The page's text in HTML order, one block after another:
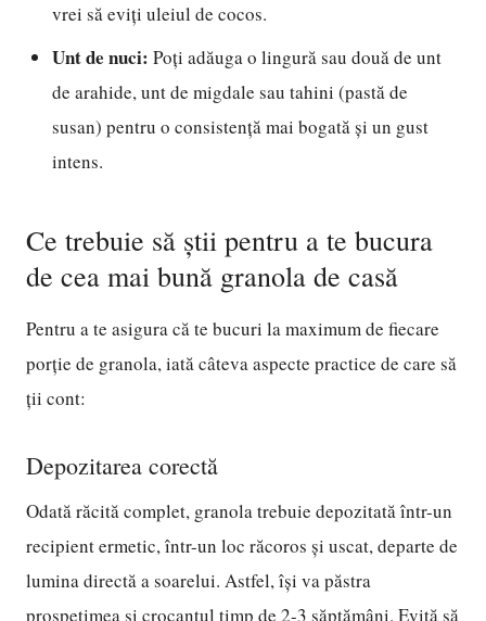
vrei să eviți uleiul de cocos.
Unt de nuci: Poți adăuga o lingură sau două de unt
de arahide, unt de migdale sau tahini (pastă de
susan) pentru o consistență mai bogată și un gust
intens.
Ce trebuie să știi pentru a te bucura
de cea mai bună granola de casă
Pentru a te asigura că te bucuri la maximum de fiecare
porție de granola, iată câteva aspecte practice de care să
ții cont:
Depozitarea corectă
Odată răcită complet, granola trebuie depozitată într-un
recipient ermetic, într-un loc răcoros și uscat, departe de
lumina directă a soarelui. Astfel, își va păstra
prospețimea și crocantul timp de 2-3 săptămâni. Evită să